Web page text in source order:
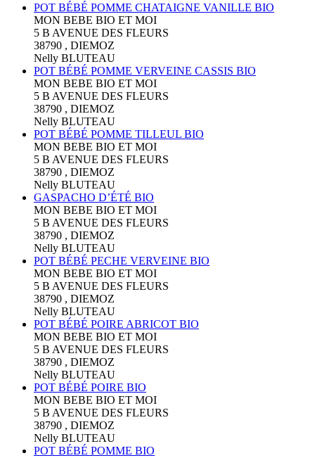
POT BÉBÉ POMME CHATAIGNE VANILLE BIO
MON BEBE BIO ET MOI
5 B AVENUE DES FLEURS
38790 , DIEMOZ
Nelly BLUTEAU
POT BÉBÉ POMME VERVEINE CASSIS BIO
MON BEBE BIO ET MOI
5 B AVENUE DES FLEURS
38790 , DIEMOZ
Nelly BLUTEAU
POT BÉBÉ POMME TILLEUL BIO
MON BEBE BIO ET MOI
5 B AVENUE DES FLEURS
38790 , DIEMOZ
Nelly BLUTEAU
GASPACHO D’ÉTÉ BIO
MON BEBE BIO ET MOI
5 B AVENUE DES FLEURS
38790 , DIEMOZ
Nelly BLUTEAU
POT BÉBÉ PECHE VERVEINE BIO
MON BEBE BIO ET MOI
5 B AVENUE DES FLEURS
38790 , DIEMOZ
Nelly BLUTEAU
POT BÉBÉ POIRE ABRICOT BIO
MON BEBE BIO ET MOI
5 B AVENUE DES FLEURS
38790 , DIEMOZ
Nelly BLUTEAU
POT BÉBÉ POIRE BIO
MON BEBE BIO ET MOI
5 B AVENUE DES FLEURS
38790 , DIEMOZ
Nelly BLUTEAU
POT BÉBÉ POMME BIO